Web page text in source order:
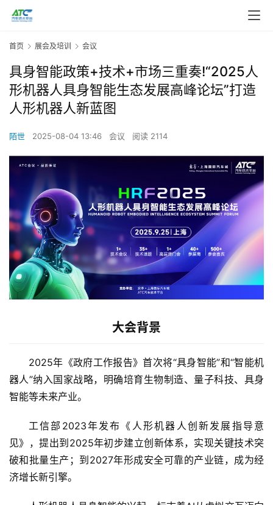
首页 展会及培训 会议
具身智能政策+技术+市场三重奏!“2025人
形机器人具身智能生态发展高峰论坛”打造
人形机器人新蓝图
陌世 2025-08-04 13:46 会议 阅读 2114
大会背景
2025年《政府工作报告》首次将“具身智能”和“智能机
器人”纳入国家战略，明确培育生物制造、量子科技、具身
智能等未来产业。
工信部2023年发布《人形机器人创新发展指导意
见》，提出到2025年初步建立创新体系，实现关键技术突
破和批量生产；到2027年形成安全可靠的产业链，成为经
济增长新引擎。